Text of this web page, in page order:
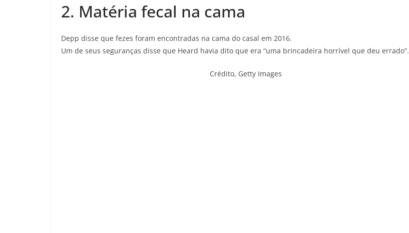
2. Matéria fecal na cama
Depp disse que fezes foram encontradas na cama do casal em 2016.
Um de seus seguranças disse que Heard havia dito que era “uma brincadeira horrível que deu errado”.
Crédito, Getty Images